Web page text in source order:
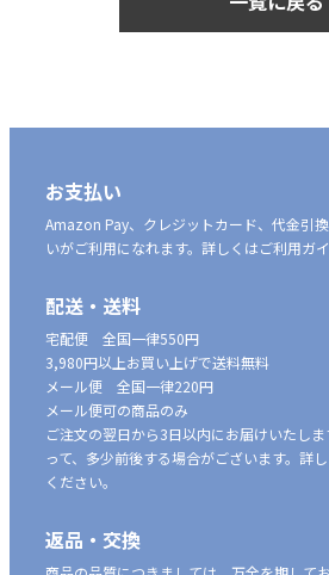
お支払い
Amazon Pay、クレジットカード、代金引
いがご利用になれます。詳しくはご利用ガ
配送・送料
宅配便 全国一律550円
3,980円以上お買い上げで送料無料
メール便 全国一律220円
メール便可の商品のみ
ご注文の翌日から3日以内にお届けいたし
って、多少前後する場合がございます。詳
ください。
返品・交換